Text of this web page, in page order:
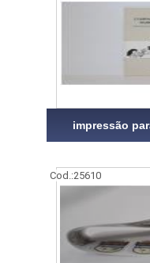
impressão
Cod.:25610